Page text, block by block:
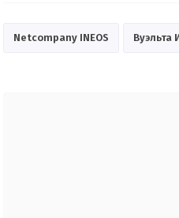
Netcompany INEOS Вуэльта